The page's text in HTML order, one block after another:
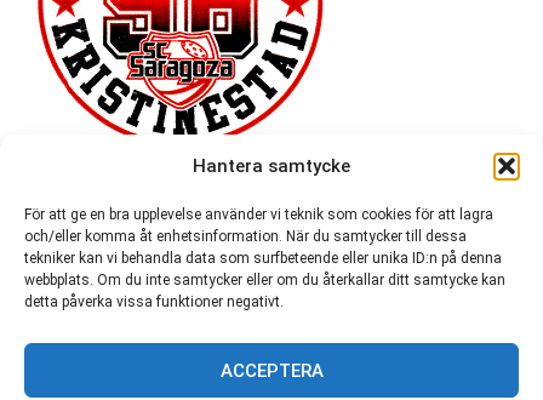
Hantera samtycke
För att ge en bra upplevelse använder vi teknik som cookies för att lagra
och/eller komma åt enhetsinformation. När du samtycker till dessa
tekniker kan vi behandla data som surfbeteende eller unika ID:n på denna
webbplats. Om du inte samtycker eller om du återkallar ditt samtycke kan
detta påverka vissa funktioner negativt.
ACCEPTERA